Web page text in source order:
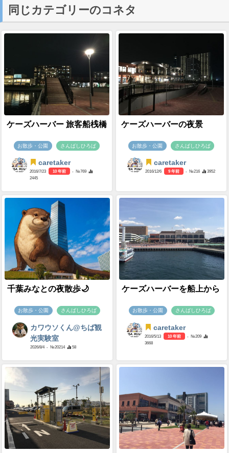
同じカテゴリーのコネタ
ケーズハーバー 旅客船桟橋
お散歩・公園 さんばしひろば
caretaker
2016/7/23 10 年前
- №769
2445
ケーズハーバーの夜景
お散歩・公園 さんばしひろば
caretaker
2016/12/6 9 年前 - №216 3952
千葉みなとの夜散歩🌙
お散歩・公園 さんばしひろば
カワウソくん@ちば観
光実験室
2026/8/4 - №20214 58
ケーズハーバーを船上から
お散歩・公園 さんばしひろば
caretaker
2016/5/13 10 年前
- №209
3668